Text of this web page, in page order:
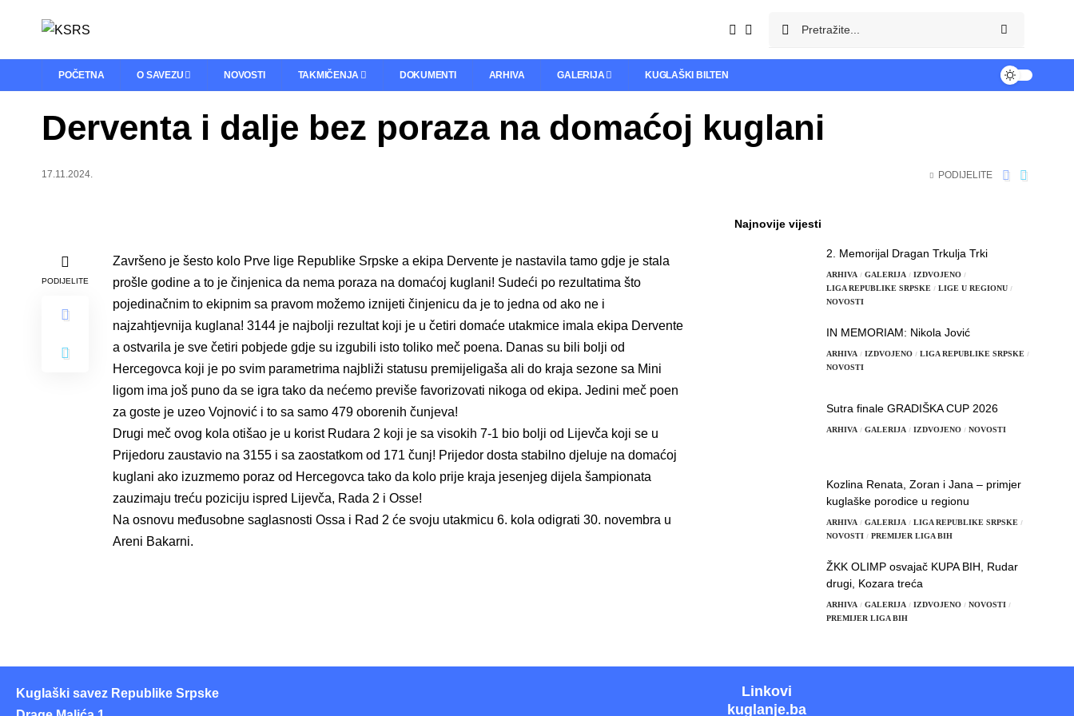
POČETNA O SAVEZU NOVOSTI TAKMIČENJA DOKUMENTI ARHIVA GALERIJA KUGLAŠKI BILTEN
Derventa i dalje bez poraza na domaćoj kuglani
17.11.2024. PODIJELITE
PODIJELITE
Završeno je šesto kolo Prve lige Republike Srpske a ekipa Dervente je nastavila tamo gdje je stala
prošle godine a to je činjenica da nema poraza na domaćoj kuglani! Sudeći po rezultatima što
pojedinačnim to ekipnim sa pravom možemo iznijeti činjenicu da je to jedna od ako ne i
najzahtjevnija kuglana! 3144 je najbolji rezultat koji je u četiri domaće utakmice imala ekipa Dervente
a ostvarila je sve četiri pobjede gdje su izgubili isto toliko meč poena. Danas su bili bolji od
Hercegovca koji je po svim parametrima najbliži statusu premijeligaša ali do kraja sezone sa Mini
ligom ima još puno da se igra tako da nećemo previše favorizovati nikoga od ekipa. Jedini meč poen
za goste je uzeo Vojnović i to sa samo 479 oborenih čunjeva!
Drugi meč ovog kola otišao je u korist Rudara 2 koji je sa visokih 7-1 bio bolji od Lijevča koji se u
Prijedoru zaustavio na 3155 i sa zaostatkom od 171 čunj! Prijedor dosta stabilno djeluje na domaćoj
kuglani ako izuzmemo poraz od Hercegovca tako da kolo prije kraja jesenjeg dijela šampionata
zauzimaju treću poziciju ispred Lijevča, Rada 2 i Osse!
Na osnovu međusobne saglasnosti Ossa i Rad 2 će svoju utakmicu 6. kola odigrati 30. novembra u
Areni Bakarni.
Najnovije vijesti
2. Memorijal Dragan Trkulja Trki
ARHIVA GALERIJA
IZDVOJENO
LIGA REPUBLIKE SRPSKE
LIGE U REGIONU
NOVOSTI
IN MEMORIAM: Nikola Jović
ARHIVA IZDVOJENO
LIGA REPUBLIKE SRPSKE
NOVOSTI
Sutra finale GRADIŠKA CUP 2026
ARHIVA GALERIJA IZDVOJENO NOVOSTI
Kozlina Renata, Zoran i Jana – primjer
kuglaške porodice u regionu
ARHIVA GALERIJA
LIGA REPUBLIKE SRPSKE
NOVOSTI
PREMIJER LIGA BIH
ŽKK OLIMP osvajač KUPA BIH, Rudar
drugi, Kozara treća
ARHIVA GALERIJA IZDVOJENO
NOVOSTI
PREMIJER LIGA BIH
Kuglaški savez Republike Srpske
Linkovi
kuglanje.ba